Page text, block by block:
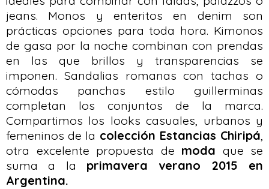
jeans. Monos y enteritos en denim son
prácticas opciones para toda hora. Kimonos
de gasa por la noche combinan con prendas
en las que brillos y transparencias se
imponen. Sandalias romanas con tachas o
cómodas panchas estilo guillerminas
completan los conjuntos de la marca.
Compartimos los looks casuales, urbanos y
femeninos de la colección Estancias Chiripá,
otra excelente propuesta de moda que se
suma a la primavera verano 2015 en
Argentina.